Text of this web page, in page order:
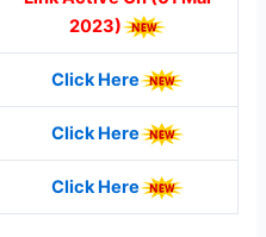
2023)
Click Here
Click Here
Click Here